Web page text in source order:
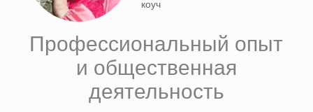
коуч
Профессиональный опыт
и общественная
деятельность